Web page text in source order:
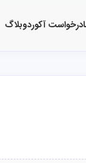
درخواست آکوردوبلاگ